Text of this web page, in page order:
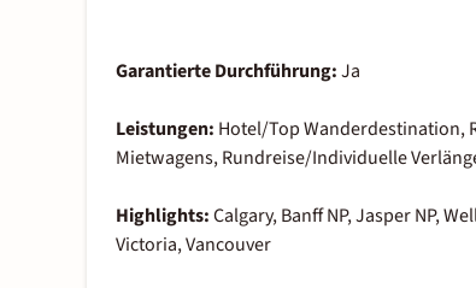
Garantierte Durchführung:Ja
Leistungen: Hotel/Top Wanderdestination,
Mietwagens, Rundreise/Individuelle
Highlights:Calgary, Banff NP, Jasper NP,
Victoria, Vancouver